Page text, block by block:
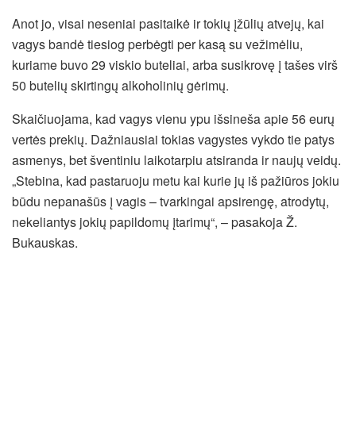
Anot jo, visai neseniai pasitaikė ir tokių įžūlių atvejų, kai
vagys bandė tiesiog perbėgti per kasą su vežimėliu,
kuriame buvo 29 viskio buteliai, arba susikrovę į tašes virš
50 butelių skirtingų alkoholinių gėrimų.
Skaičiuojama, kad vagys vienu ypu išsineša apie 56 eurų
vertės prekių. Dažniausiai tokias vagystes vykdo tie patys
asmenys, bet šventiniu laikotarpiu atsiranda ir naujų veidų.
„Stebina, kad pastaruoju metu kai kurie jų iš pažiūros jokiu
būdu nepanašūs į vagis – tvarkingai apsirengę, atrodytų,
nekeliantys jokių papildomų įtarimų“, – pasakoja Ž.
Bukauskas.